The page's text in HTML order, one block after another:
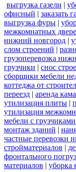
выгрузка газели |
офисный | заказать
выгрузка фуры |
межкомнатных
нижний новгород |
слом строений |
грузоперевозка
грузчики | снос
сборщики мебели
коттеджа от
переезд | аренда
утилизация плиты |
утилизация
мебели с
монтаж зданий |
частные перевозки
стройматериалов |
фронтального
материалов | уборка